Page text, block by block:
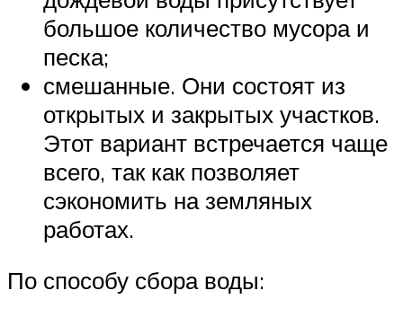
большое количество мусора и
песка;
смешанные. Они состоят из
открытых и закрытых участков.
Этот вариант встречается чаще
всего, так как позволяет
сэкономить на земляных
работах.
По способу сбора воды: